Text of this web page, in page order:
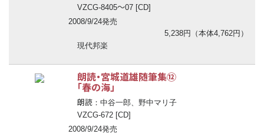
VZCG-8405〜07 [CD]
2008/9/24発売
5,238円（本体4,762円）
現代邦楽
朗読・宮城道雄随筆集⑫
「春の海」
朗読 ：中谷一郎、野中マリ子
VZCG-672 [CD]
2008/9/24発売